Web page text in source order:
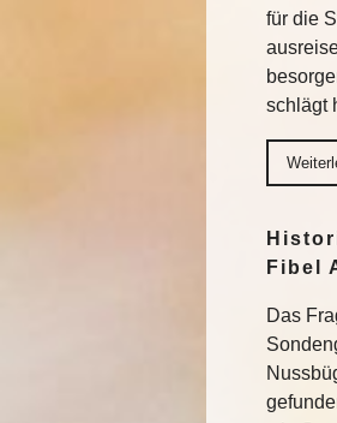
für die
schlägt
Fibel
Das